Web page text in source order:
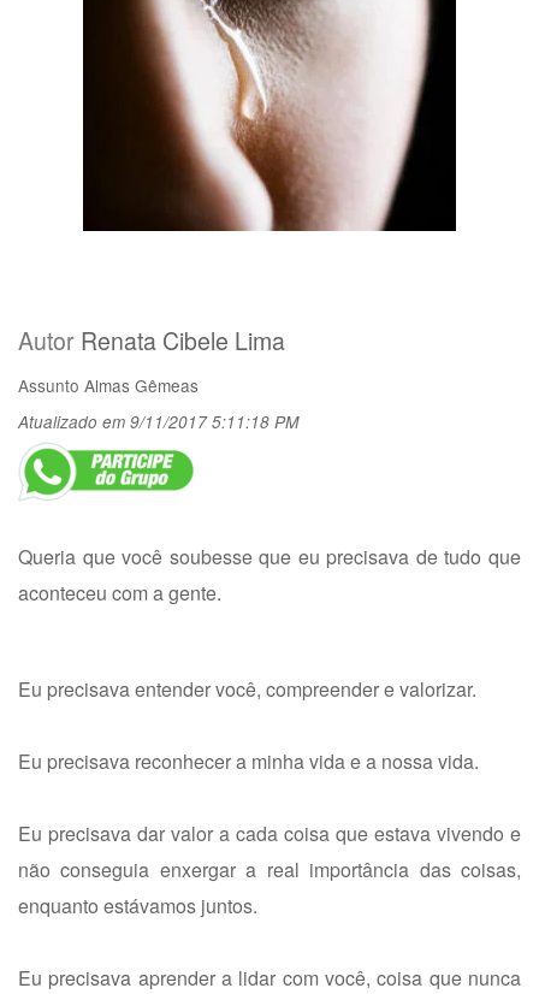
Autor Renata Cibele Lima
Assunto Almas Gêmeas
Atualizado em 9/11/2017 5:11:18 PM
Queria que você soubesse que eu precisava de tudo que
aconteceu com a gente.
Eu precisava entender você, compreender e valorizar.
Eu precisava reconhecer a minha vida e a nossa vida.
Eu precisava dar valor a cada coisa que estava vivendo e
não conseguia enxergar a real importância das coisas,
enquanto estávamos juntos.
Eu precisava aprender a lidar com você, coisa que nunca